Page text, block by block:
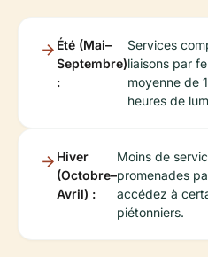
Été (Mai–
Septembre)
:
Services
liaisons par
moyenne de
heures de
Hiver
(Octobre–
Avril) :
Moins de
promenades
accédez à
piétonniers.